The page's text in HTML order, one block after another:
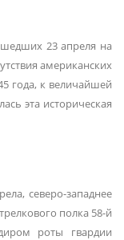
23 апреля на
американских
года, к величайшей
эта историческая
северо-западнее
полка 58-й
роты гвардии